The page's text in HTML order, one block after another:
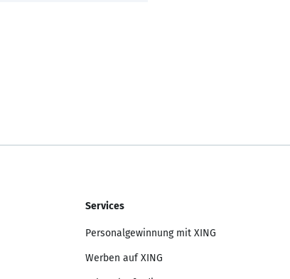
Services
Personalgewinnung mit XING
Werben auf XING